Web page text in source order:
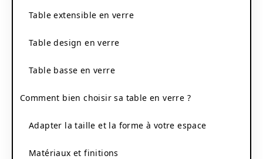
Table extensible en verre
Table design en verre
Table basse en verre
Comment bien choisir sa table en verre ?
Adapter la taille et la forme à votre espace
Matériaux et finitions